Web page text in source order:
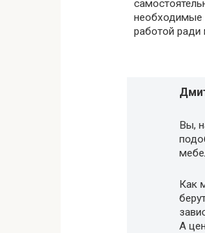
необходимые
работой ради
Вы,
Как
А